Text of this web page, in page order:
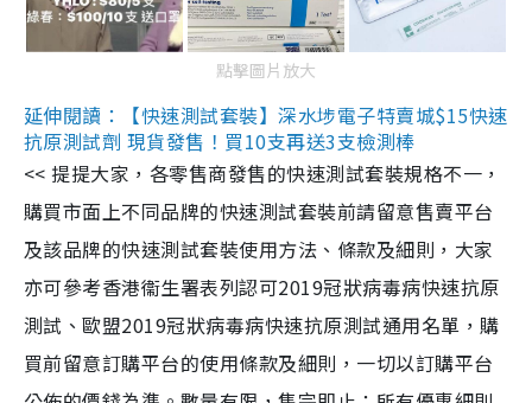
點擊圖片放大
延伸閱讀：【快速測試套裝】深水埗電子特賣城$15快速
抗原測試劑 現貨發售！買10支再送3支檢測棒
<< 提提大家，各零售商發售的快速測試套裝規格不一，
購買市面上不同品牌的快速測試套裝前請留意售賣平台
及該品牌的快速測試套裝使用方法、條款及細則，大家
亦可參考香港衞生署表列認可2019冠狀病毒病快速抗原
測試、歐盟2019冠狀病毒病快速抗原測試通用名單，購
買前留意訂購平台的使用條款及細則，一切以訂購平台